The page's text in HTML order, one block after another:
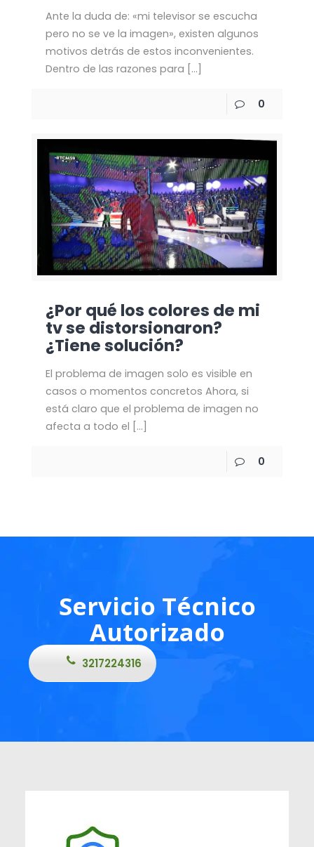
Ante la duda de: «mi televisor se escucha
pero no se ve la imagen», existen algunos
motivos detrás de estos inconvenientes.
Dentro de las razones para […]
0
¿Por qué los colores de mi
tv se distorsionaron?
¿Tiene solución?
El problema de imagen solo es visible en
casos o momentos concretos Ahora, si
está claro que el problema de imagen no
afecta a todo el […]
0
Servicio Técnico
Autorizado
3217224316